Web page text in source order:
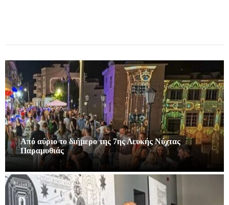
Από αύριο το διήμερο της 7ης Λευκής Νύχτας
Παραμυθιάς